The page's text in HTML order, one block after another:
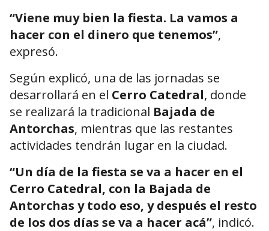
“Viene muy bien la fiesta. La vamos a
hacer con el dinero que tenemos”,
expresó.
Según explicó, una de las jornadas se
desarrollará en el Cerro Catedral, donde
se realizará la tradicional Bajada de
Antorchas, mientras que las restantes
actividades tendrán lugar en la ciudad.
“Un día de la fiesta se va a hacer en el
Cerro Catedral, con la Bajada de
Antorchas y todo eso, y después el resto
de los dos días se va a hacer acá”, indicó.